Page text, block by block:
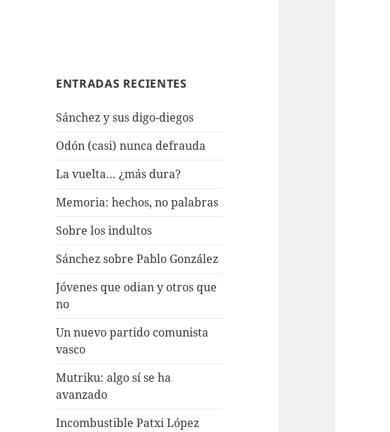
ENTRADAS RECIENTES
Sánchez y sus digo-diegos
Odón (casi) nunca defrauda
La vuelta… ¿más dura?
Memoria: hechos, no palabras
Sobre los indultos
Sánchez sobre Pablo González
Jóvenes que odian y otros que
no
Un nuevo partido comunista
vasco
Mutriku: algo sí se ha
avanzado
Incombustible Patxi López